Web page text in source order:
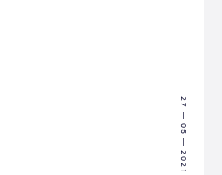
27 — 05 — 2021